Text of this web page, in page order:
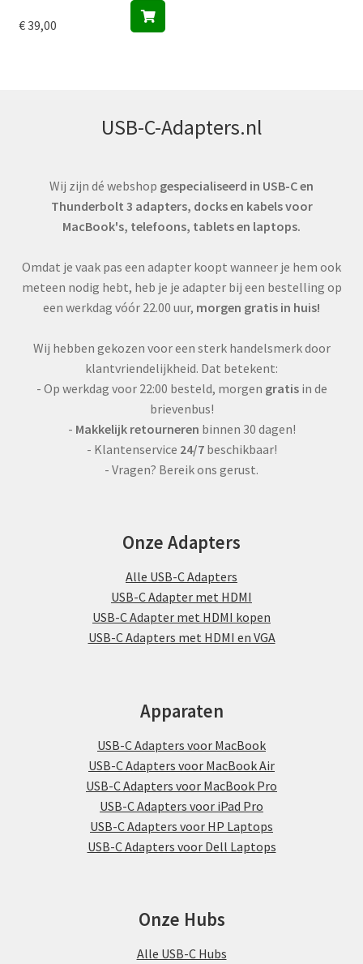
€39,00
Deze
USB-C-Adapters.nl
Wij zijn dé webshop gespecialiseerd in USB-C en
Thunderbolt 3 adapters, docks en kabels voor
MacBook's, telefoons, tablets en laptops.
Omdat je vaak pas een adapter koopt wanneer je hem ook
meteen nodig hebt, heb je je adapter bij een bestelling op
een werkdag vóór 22.00 uur, morgen gratis in huis!
Wij hebben gekozen voor een sterk handelsmerk door
klantvriendelijkheid. Dat betekent:
- Op werkdag voor 22:00 besteld, morgen gratisin de
brievenbus!
- Makkelijk retourneren binnen 30 dagen!
- Klantenservice 24/7beschikbaar!
- Vragen? Bereik ons gerust.
Onze Adapters
Alle USB-C Adapters
USB-C Adapter met HDMI
USB-C Adapter met HDMI kopen
USB-C Adapters met HDMI en VGA
Apparaten
USB-C Adapters voor MacBook
USB-C Adapters voor MacBook Air
USB-C Adapters voor MacBook Pro
USB-C Adapters voor iPad Pro
USB-C Adapters voor HP Laptops
USB-C Adapters voor Dell Laptops
Onze Hubs
Alle USB-C Hubs